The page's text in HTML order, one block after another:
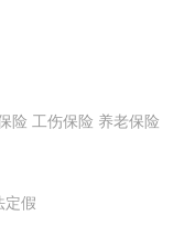
本公司联系，本公
。
险 工伤保险 养老保险
定假